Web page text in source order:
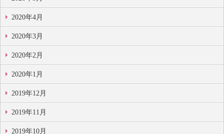
2020年4月
2020年3月
2020年2月
2020年1月
2019年12月
2019年11月
2019年10月